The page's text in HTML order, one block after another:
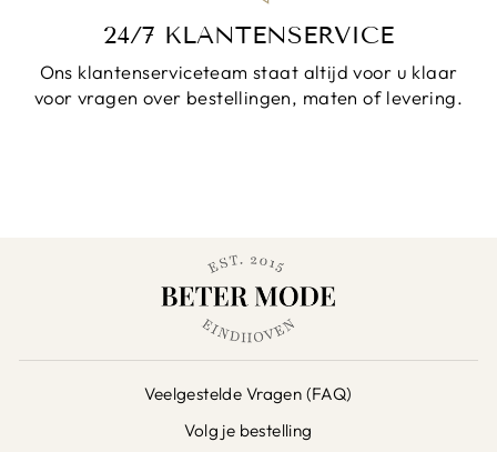
24/7 KLANTENSERVICE
Ons klantenserviceteam staat altijd voor u klaar
voor vragen over bestellingen, maten of levering.
Veelgestelde Vragen (FAQ)
Volg je bestelling